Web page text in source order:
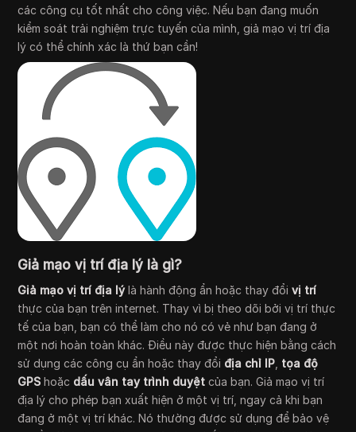
các công cụ tốt nhất cho công việc. Nếu bạn đang muốn
kiểm soát trải nghiệm trực tuyến của mình, giả mạo vị trí địa
lý có thể chính xác là thứ bạn cần!
Giả mạo vị trí địa lý là gì?
Giả mạo vị trí địa lýlà hành động ẩn hoặc thay đổivị trí
thực của bạn trên internet. Thay vì bị theo dõi bởi vị trí thực
tế của bạn, bạn có thể làm cho nó có vẻ như bạn đang ở
một nơi hoàn toàn khác. Điều này được thực hiện bằng cách
sử dụng các công cụ ẩn hoặc thay đổi địa chỉ IP tọa độ
GPS hoặc dấu vân tay trình duyệt của bạn. Giả mạo vị trí
địa lý cho phép bạn xuất hiện ở một vị trí, ngay cả khi bạn
đang ở một vị trí khác. Nó thường được sử dụng để bảo vệ